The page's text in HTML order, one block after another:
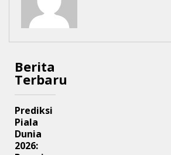
Berita
Terbaru
Prediksi
Piala
Dunia
2026: